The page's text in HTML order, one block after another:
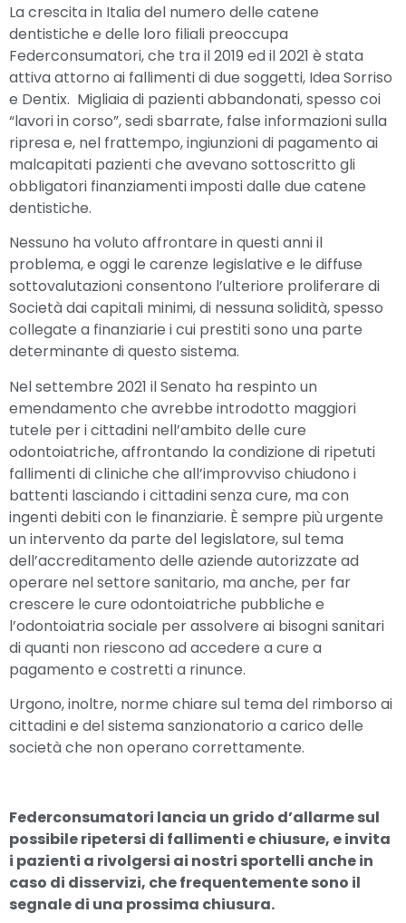
La crescita in Italia del numero delle catene
dentistiche e delle loro filiali preoccupa
Federconsumatori, che tra il 2019 ed il 2021 è stata
attiva attorno ai fallimenti di due soggetti, Idea Sorriso
e Dentix. Migliaia di pazienti abbandonati, spesso coi
“lavori in corso”, sedi sbarrate, false informazioni sulla
ripresa e, nel frattempo, ingiunzioni di pagamento ai
malcapitati pazienti che avevano sottoscritto gli
obbligatori finanziamenti imposti dalle due catene
dentistiche.
Nessuno ha voluto affrontare in questi anni il
problema, e oggi le carenze legislative e le diffuse
sottovalutazioni consentono l’ulteriore proliferare di
Società dai capitali minimi, di nessuna solidità, spesso
collegate a finanziarie i cui prestiti sono una parte
determinante di questo sistema.
Nel settembre 2021 il Senato ha respinto un
emendamento che avrebbe introdotto maggiori
tutele per i cittadini nell’ambito delle cure
odontoiatriche, affrontando la condizione di ripetuti
fallimenti di cliniche che all’improvviso chiudono i
battenti lasciando i cittadini senza cure, ma con
ingenti debiti con le finanziarie. È sempre più urgente
un intervento da parte del legislatore, sul tema
dell’accreditamento delle aziende autorizzate ad
operare nel settore sanitario, ma anche, per far
crescere le cure odontoiatriche pubbliche e
l’odontoiatria sociale per assolvere ai bisogni sanitari
di quanti non riescono ad accedere a cure a
pagamento e costretti a rinunce.
Urgono, inoltre, norme chiare sul tema del rimborso ai
cittadini e del sistema sanzionatorio a carico delle
società che non operano correttamente.
Federconsumatori lancia un grido d’allarme sul
possibile ripetersi di fallimenti e chiusure, e invita
i pazienti a rivolgersi ai nostri sportelli anche in
caso di disservizi, che frequentemente sono il
segnale di una prossima chiusura.